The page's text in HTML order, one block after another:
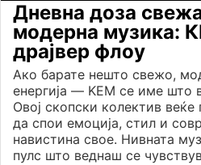
Дневна доза
модерна музика:
драјвер флоу
Ако барате нешто свежо,
енергија — KEM се име што
Овој скопски колектив
да спои емоција, стил и
навистина свое. Нивната
пулс што веднаш се